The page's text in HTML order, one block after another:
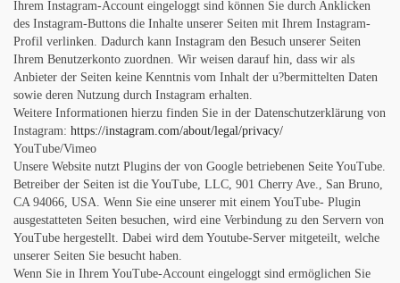
Ihrem Instagram-Account eingeloggt sind können Sie durch Anklicken
des Instagram-Buttons die Inhalte unserer Seiten mit Ihrem Instagram-
Profil verlinken. Dadurch kann Instagram den Besuch unserer Seiten
Ihrem Benutzerkonto zuordnen. Wir weisen darauf hin, dass wir als
Anbieter der Seiten keine Kenntnis vom Inhalt der u?bermittelten Daten
sowie deren Nutzung durch Instagram erhalten.
Weitere Informationen hierzu finden Sie in der Datenschutzerklärung von
Instagram: https://instagram.com/about/legal/privacy/
YouTube/Vimeo
Unsere Website nutzt Plugins der von Google betriebenen Seite YouTube.
Betreiber der Seiten ist die YouTube, LLC, 901 Cherry Ave., San Bruno,
CA 94066, USA. Wenn Sie eine unserer mit einem YouTube- Plugin
ausgestatteten Seiten besuchen, wird eine Verbindung zu den Servern von
YouTube hergestellt. Dabei wird dem Youtube-Server mitgeteilt, welche
unserer Seiten Sie besucht haben.
Wenn Sie in Ihrem YouTube-Account eingeloggt sind ermöglichen Sie